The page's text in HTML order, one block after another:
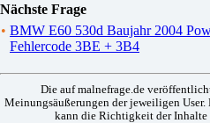
Nächste Frage
• BMW E60 530d Baujahr 2004
Fehlercode 3BE + 3B4
Die auf malnefrage.de
Meinungsäußerungen der jeweiligen
kann die Richtigkeit der Inhalte